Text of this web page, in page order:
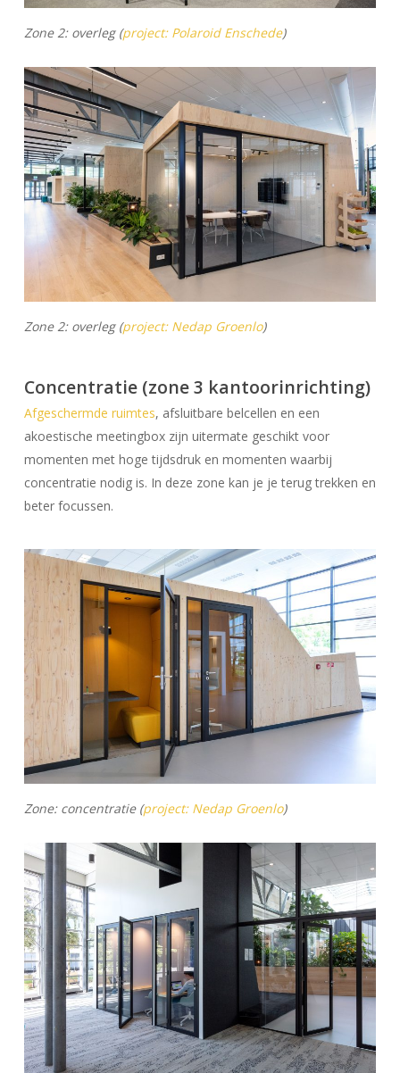
Zone 2:overleg (project: Polaroid Enschede)
Zone 2:overleg (project: Nedap Groenlo)
Concentratie (zone 3 kantoorinrichting)
Afgeschermde ruimtes, afsluitbare belcellen en een
akoestische meetingbox zijn uitermate geschikt voor
momenten met hoge tijdsdruk en momenten waarbij
concentratie nodig is. In deze zone kan je je terug trekken en
beter focussen.
Zone: concentratie (project: Nedap Groenlo)